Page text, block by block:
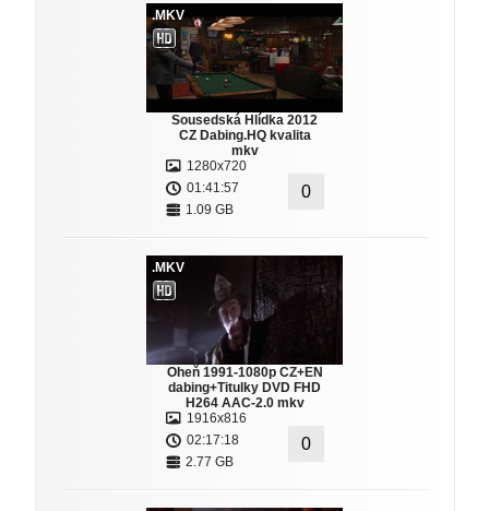
.MKV
Sousedská Hlídka 2012
CZ Dabing.HQ kvalita
mkv
1280x720
01:41:57
1.09 GB
0
.MKV
Oheň 1991-1080p CZ+EN
dabing+Titulky DVD FHD
H264 AAC-2.0 mkv
1916x816
02:17:18
2.77 GB
0